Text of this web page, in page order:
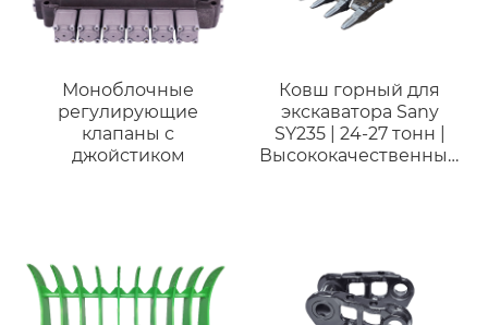
Моноблочные
регулирующие
клапаны с
джойстиком
Ковш горный для
экскаватора Sany
SY235 | 24-27 тонн |
Высококачественный